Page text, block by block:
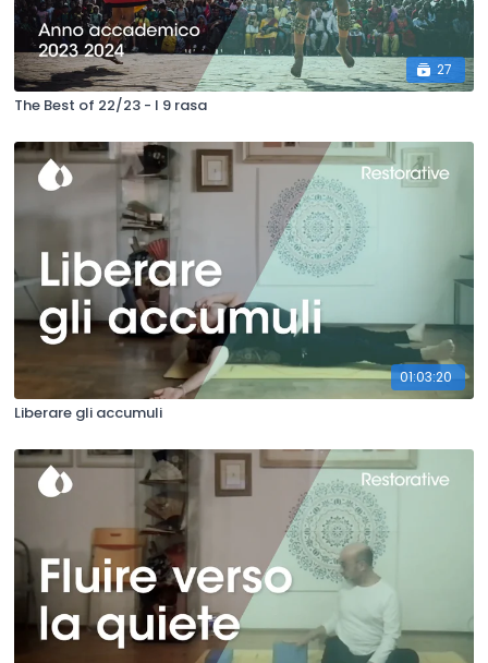
27
The Best of 22/23 - I 9 rasa
01:03:20
Liberare gli accumuli